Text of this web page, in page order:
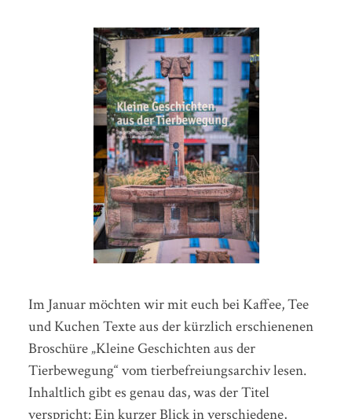
Im Januar möchten wir mit euch bei Kaffee, Tee
und Kuchen Texte aus der kürzlich erschienenen
Broschüre „Kleine Geschichten aus der
Tierbewegung“ vom tierbefreiungsarchiv lesen.
Inhaltlich gibt es genau das, was der Titel
verspricht: Ein kurzer Blick in verschiedene,